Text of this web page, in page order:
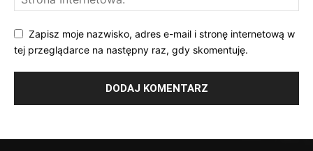
Zapisz moje nazwisko, adres e-mail i stronę internetową w
tej przeglądarce na następny raz, gdy skomentuję.